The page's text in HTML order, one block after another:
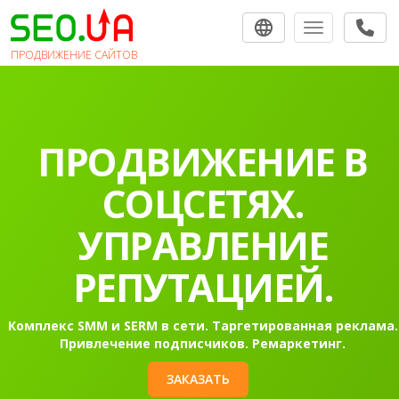
ПРОДВИЖЕНИЕ САЙТОВ
Toggle
ПРОДВИЖЕНИЕ В
СОЦСЕТЯХ.
УПРАВЛЕНИЕ
РЕПУТАЦИЕЙ.
Комплекс SMM и SERM в сети. Таргетированная реклама.
Привлечение подписчиков. Ремаркетинг.
ЗАКАЗАТЬ